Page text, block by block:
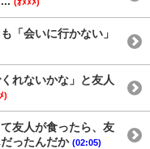
「会いに行かない」
れないかな」と友人
)
友人が食ったら、友
ったんだか (02:05)